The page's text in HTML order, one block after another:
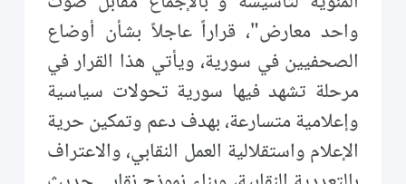
واحد معارض"، قراراً عاجلاً بشأن أوضاع
الصحفيين في سورية، ويأتي هذا القرار في
مرحلة تشهد فيها سورية تحولات سياسية
وإعلامية متسارعة، بهدف دعم وتمكين حرية
الإعلام واستقلالية العمل النقابي، والاعتراف